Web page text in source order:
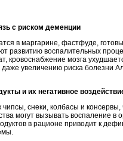
с риском деменции
в маргарине, фастфуде,
развитию воспалительных
кровоснабжение мозга
увеличению риска болезни
и их негативное
снеки, колбасы и
могут вызывать воспаление в
в рационе приводит к